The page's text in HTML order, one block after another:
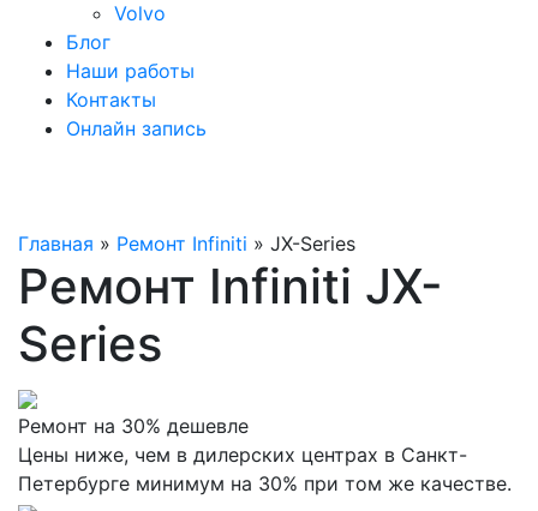
Volvo
Блог
Наши работы
Контакты
Онлайн запись
Главная » Ремонт Infiniti » JX-Series
Ремонт Infiniti JX-
Series
Ремонт на 30% дешевле
Цены ниже, чем в дилерских центрах в Санкт-
Петербурге минимум на 30% при том же качестве.